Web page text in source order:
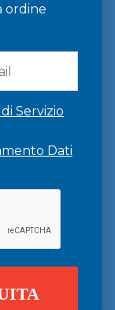
ordine
Servizio
Dati